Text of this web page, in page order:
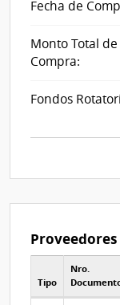
Fecha de
Monto Total de
Compra:
Fondos
Tipo
Nro.